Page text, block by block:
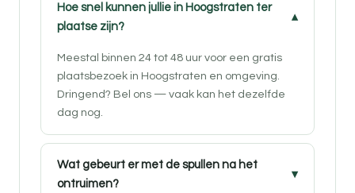
Hoe snel kunnen jullie in Hoogstraten ter
plaatse zijn?
Meestal binnen 24 tot 48 uur voor een gratis
plaatsbezoek in Hoogstraten en omgeving.
Dringend? Bel ons — vaak kan het dezelfde
dag nog.
Wat gebeurt er met de spullen na het
ontruimen?